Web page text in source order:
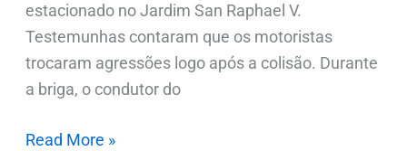
estacionado no Jardim San Raphael V.
Testemunhas contaram que os motoristas
trocaram agressões logo após a colisão. Durante
a briga, o condutor do
Read More »